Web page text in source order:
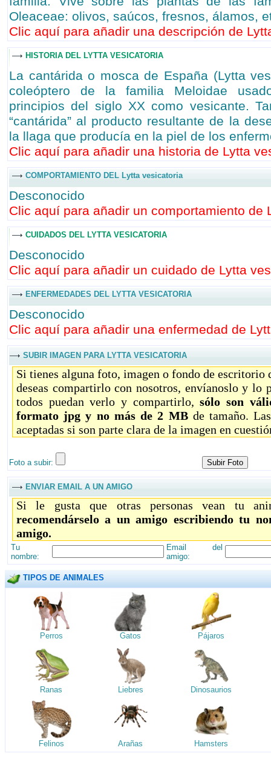
Oleaceae: olivos, saúcos, fresnos, álamos,
Clic aquí para añadir una descripción de
HISTORIA DEL LYTTA VESICATORIA
La cantárida o mosca de España (Lytta
coleóptero de la familia Meloidae
principios del siglo XX como vesicante.
“cantárida” al producto resultante de la
la llaga que producía en la piel de los
Clic aquí para añadir una historia de Lytta
COMPORTAMIENTO DEL Lytta vesicatoria
Desconocido
Clic aquí para añadir un comportamiento de
CUIDADOS DEL LYTTA VESICATORIA
Desconocido
Clic aquí para añadir un cuidado de Lytta
ENFERMEDADES DEL LYTTA VESICATORIA
Desconocido
Clic aquí para añadir una enfermedad de
SUBIR IMAGEN PARA LYTTA VESICATORIA
Si tienes alguna foto, imagen o fondo de escritorio
deseas compartirlo con nosotros, envíanoslo y lo
todos puedan verlo y compartirlo,sólo son
formato jpg y no más de 2 MBde tamaño.
aceptadas si son parte clara de la imagen en
Foto a subir:
ENVIAR EMAIL A UN AMIGO
Si le gusta que otras personas vean tu
recomendárselo a un amigo escribiendo tu
amigo.
Tu
nombre:
Email del
amigo:
TIPOS DE ANIMALES
Perros Gatos Pájaros
Ranas Liebres Dinosaurios
Felinos Arañas Hamsters